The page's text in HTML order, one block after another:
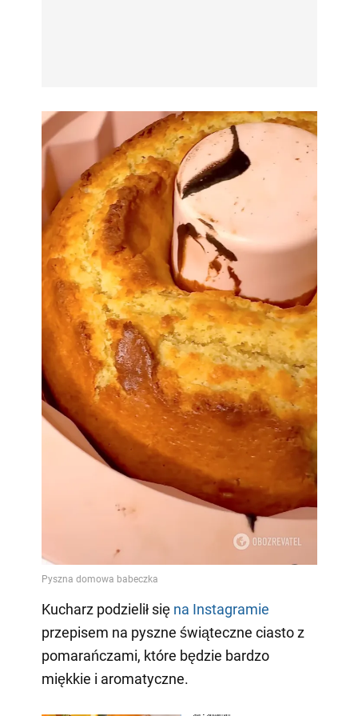
Kucharz podzielił się na Instagramie
przepisem na pyszne świąteczne ciasto z
pomarańczami, które będzie bardzo
miękkie i aromatyczne.